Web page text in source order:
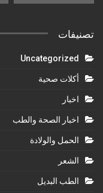
تصنيفات
Uncategorized
أكلات صحية
اخبار
اخبار الصحة والطب
الحمل والولادة
الشعر
الطب البديل